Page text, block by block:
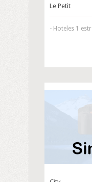
Le Petit
- Hoteles 1